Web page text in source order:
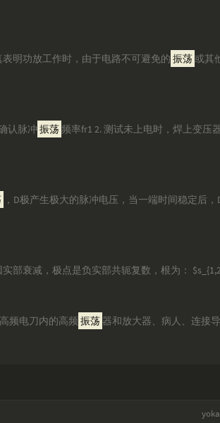
明功放工作时，由于电路不可避免的 振荡或其
认脉冲 振荡频率fr1 2. 测试未上电时，焊上变压
，D极产生极大的脉冲电压，当一端时间稳定后
实部衰减，极点是负实部共轭复数，根为：
频电刀内的高频 振荡器和放大器、病人、连接